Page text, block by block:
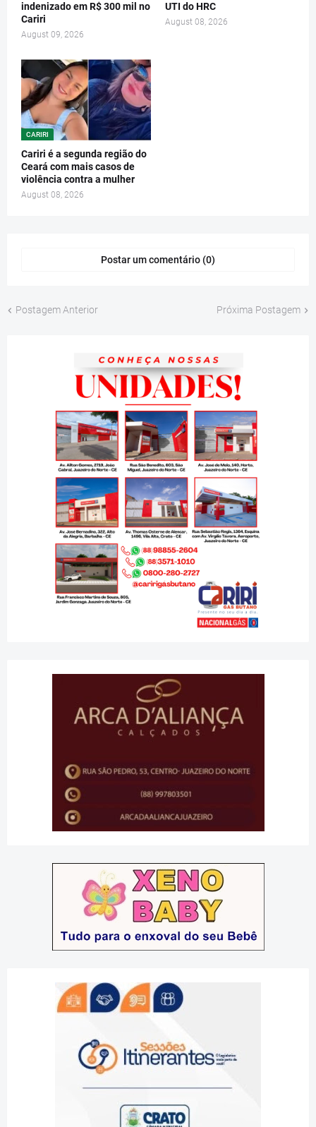
indenizado em R$ 300 mil no
Cariri
August 09, 2026
UTI do HRC
August 08, 2026
CARIRI
Cariri é a segunda região do
Ceará com mais casos de
violência contra a mulher
August 08, 2026
Postar um comentário (0)
Postagem Anterior Próxima Postagem